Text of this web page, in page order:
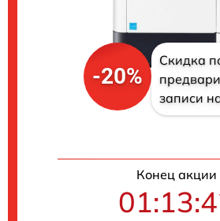
-20%
Скидка
записи
Конец акции